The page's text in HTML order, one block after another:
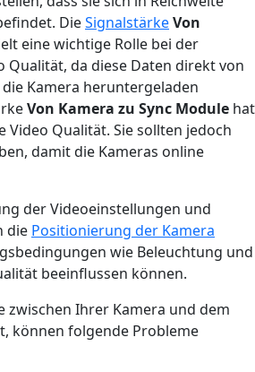
DieSignalstärkeVon
eine wichtige Rolle bei der
Qualität, da diese Daten direkt von
Kamera heruntergeladen
Von Kamera zu Sync Module hat
Video Qualität. Sie sollten jedoch
damit die Kameras online
der Videoeinstellungen und
die Positionierung der Kamera
wie Beleuchtung und
beeinflussen können.
zwischen Ihrer Kamera und dem
können folgende Probleme